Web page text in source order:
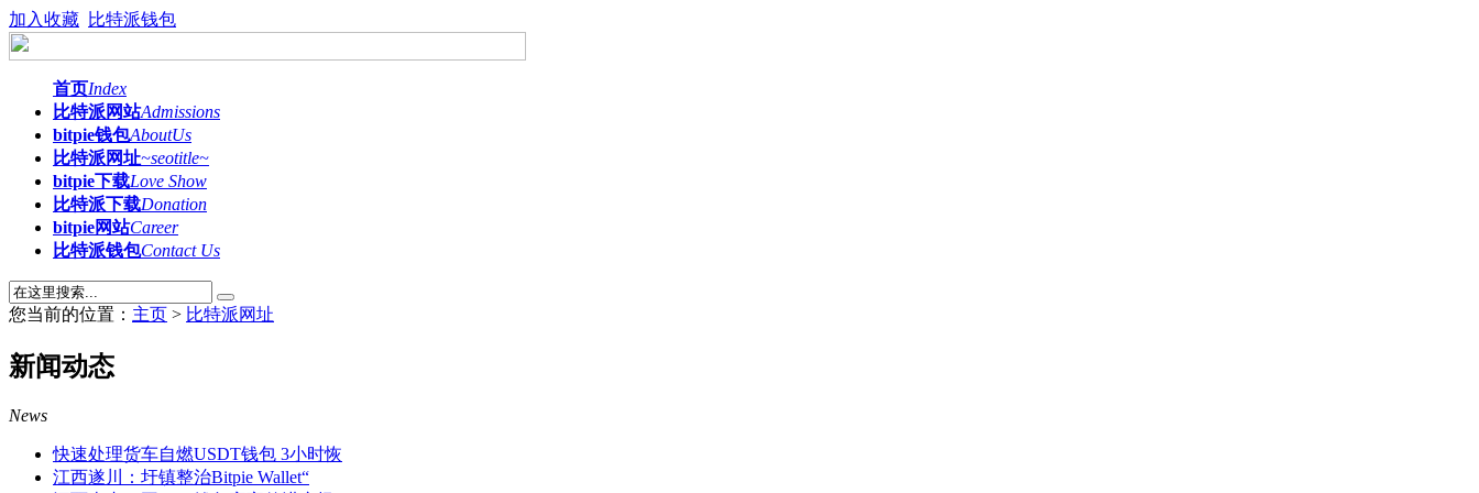
加入收藏 比特派钱包
首页Index
比特派网站Admissions
bitpie钱包AboutUs
比特派网址~seotitle~
bitpie下载Love Show
比特派下载Donation
bitpie网站Career
比特派钱包Contact Us
您当前的位置： 主页 > 比特派网址
新闻动态
News
快速处理货车自燃USDT钱包 3小时恢
江西遂川：圩镇整治Bitpie Wallet“